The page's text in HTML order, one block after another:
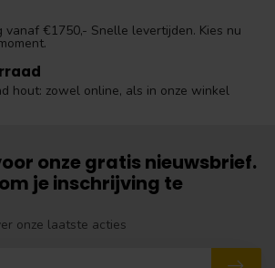
vanaf €1750,- Snelle levertijden. Kies nu
hout: zowel online, als in onze winkel
onze gratis nieuwsbrief.
je inschrijving te
onze laatste acties